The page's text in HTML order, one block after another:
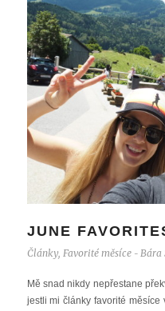
JUNE
Články, Favorité měsíce - Bára
Mě snad nikdy nepřestane
jestli mi články favorité měsíce